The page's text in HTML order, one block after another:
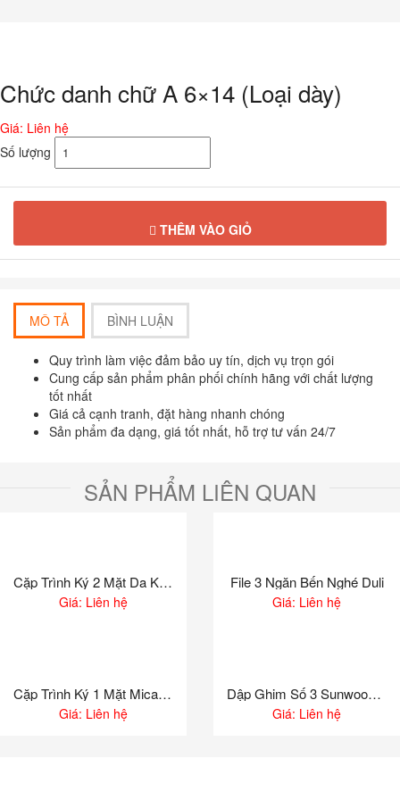
Chức danh chữ A 6×14 (Loại dày)
Giá: Liên hệ
Số lượng
THÊM VÀO GIỎ
MÔ TẢ BÌNH LUẬN
Quy trình làm việc đảm bảo uy tín, dịch vụ trọn gói
Cung cấp sản phẩm phân phối chính hãng với chất lượng
tốt nhất
Giá cả cạnh tranh, đặt hàng nhanh chóng
Sản phẩm đa dạng, giá tốt nhất, hỗ trợ tư vấn 24/7
SẢN PHẨM LIÊN QUAN
Cặp Trình Ký 2 Mặt Da Kẹp Máy Tính GX888
Giá: Liên hệ
File 3 Ngăn Bến Nghé Duli
Giá: Liên hệ
Cặp Trình Ký 1 Mặt Mica Xukiva A5 189
Giá: Liên hệ
Dập Ghim Số 3 Sunwood 8414
Giá: Liên hệ